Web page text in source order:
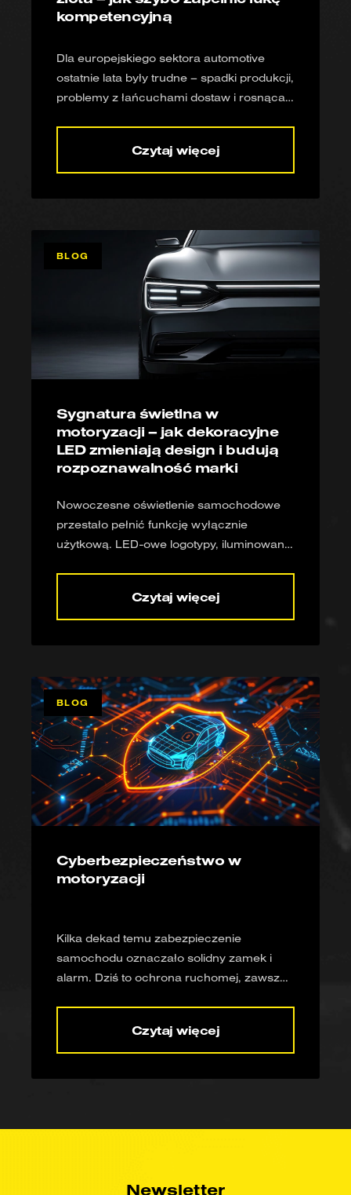
kompetencyjną
Dla europejskiego sektora automotive
ostatnie lata były trudne – spadki produkcji,
problemy z łańcuchami dostaw i rosnąca
redukcji zatrudnienia. Dziś rynek zaczyna
się powoli odbudowywać, a firmy stają
przed nowym wyzwaniem: jak szybko
brakuje specjalistów?
Czytaj więcej
BLOG
Sygnatura świetlna w
motoryzacji – jak dekoracyjne
LED zmieniają design i budują
rozpoznawalność marki
Nowoczesne oświetlenie samochodowe
przestało pełnić funkcję wyłącznie
użytkową. LED-owe logotypy, iluminowane
komunikacji marek motoryzacyjnych. Jak
dzięki połączeniu designu i technologii
Czytaj więcej
BLOG
Cyberbezpieczeństwo w
motoryzacji
Kilka dekad temu zabezpieczenie
samochodu oznaczało solidny zamek i
alarm. Dziś to ochrona ruchomej, zawsze
elektronicznych jednostek sterujących
(ECU), wiele sieci pokładowych i szybkie
łącza do chmury.
Czytaj więcej
Newsletter